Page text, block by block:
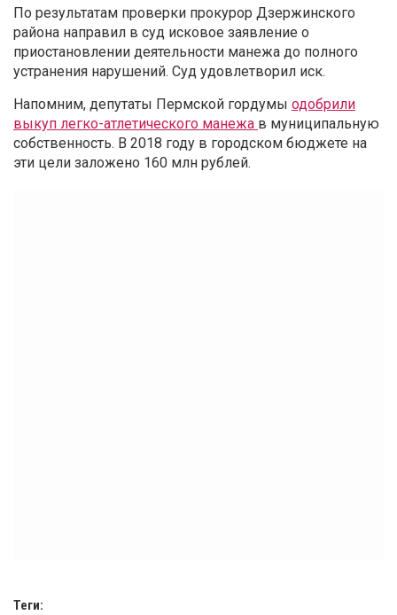
По результатам проверки прокурор Дзержинского
района направил в суд исковое заявление о
приостановлении деятельности манежа до полного
устранения нарушений. Суд удовлетворил иск.
Напомним, депутаты Пермской гордумы одобрили
выкуп легко-атлетического манежа в муниципальную
собственность. В 2018 году в городском бюджете на
эти цели заложено 160 млн рублей.
Теги: